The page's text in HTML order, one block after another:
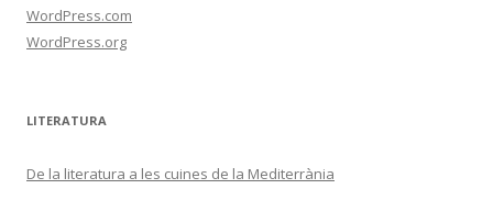
WordPress.com
WordPress.org
LITERATURA
De la literatura a les cuines de la Mediterrània